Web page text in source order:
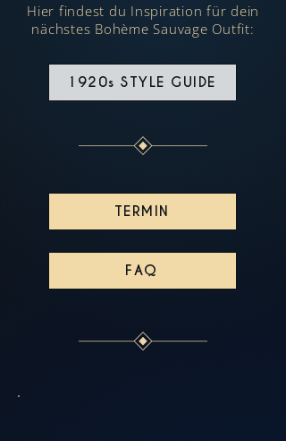
Hier findest du Inspiration für dein
nächstes Bohème Sauvage Outfit:
1920s STYLE GUIDE
TERMIN
FAQ